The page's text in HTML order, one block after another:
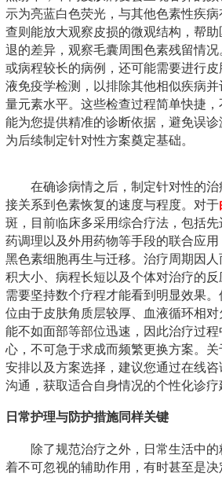
示为亮蓝白色荧光，与其他色素性疾
查则能放大观察皮损的微观结构，帮
退的差异，观察毛囊周围色素残留情
或病程较长的病例，还可能需要进行
液免疫学检测，以排除其他相似疾病
量元素水平。这些检查过程简单快捷
能为您提供精准的诊断依据，避免误诊
为后续制定针对性方案奠定基础。
在确诊病情之后，制定针对性的
接关系到色素恢复的速度与程度。对于
斑，目前临床多采用综合疗法，包括
药调理以及外用药物等手段的联合应
黑色素细胞再生与迁移。治疗周期因
积大小、病程长短以及个体对治疗的
需要坚持数个疗程才能看到明显效果
位由于皮肤角质层较厚、血液循环相
能不如面部等部位迅速，因此治疗过
心，不可急于求成而频繁更换方案。
安排以及方案选择，建议您通过在线
沟通，获取适合自身情况的个性化诊疗
日常护理与防护措施同样关键
除了规范治疗之外，日常生活中
着不可忽视的辅助作用，有时甚至是